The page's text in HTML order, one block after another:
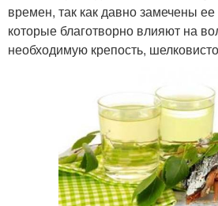
времен, так как давно замечены
которые благотворно влияют на
необходимую крепость,